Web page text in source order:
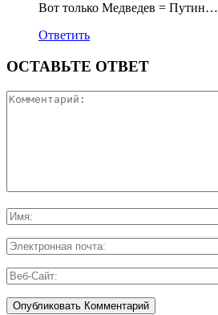
Вот только Медведев = Путин…
Ответить
ОСТАВЬТЕ ОТВЕТ